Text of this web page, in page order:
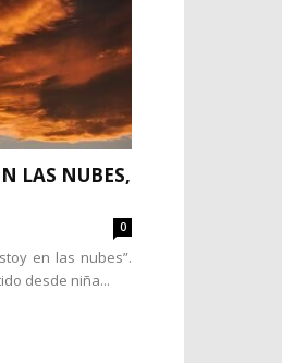
LAS NUBES,
0
en las nubes”.
desde niña...